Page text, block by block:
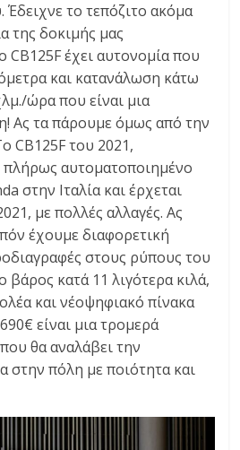
το τεπόζιτο ακόμα
της δοκιμής μας
έχει αυτονομία που
και κατανάλωση κάτω
ώρα που είναι μια
Ας τα πάρουμε όμως από την
CB125F του 2021,
πλήρως αυτοματοποιημένο
στην Ιταλία και έρχεται
με πολλές αλλαγές. Ας
έχουμε διαφορετική
στους ρύπους του
βάρος κατά 11 λιγότερα κιλά,
και νέοψηφιακό πίνακα
είναι μια τρομερά
θα αναλάβει την
στην πόλη με ποιότητα και